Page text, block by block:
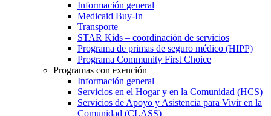
Información general
Medicaid Buy-In
Transporte
STAR Kids – coordinación de servicios
Programa de primas de seguro médico (HIPP)
Programa Community First Choice
Programas con exención
Información general
Servicios en el Hogar y en la Comunidad (HCS)
Servicios de Apoyo y Asistencia para Vivir en la
Comunidad (CLASS)